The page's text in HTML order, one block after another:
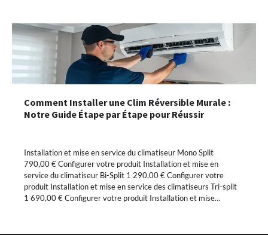
Comment Installer une Clim Réversible Murale :
Notre Guide Étape par Étape pour Réussir
Installation et mise en service du climatiseur Mono Split
790,00 € Configurer votre produit Installation et mise en
service du climatiseur Bi-Split 1 290,00 € Configurer votre
produit Installation et mise en service des climatiseurs Tri-split
1 690,00 € Configurer votre produit Installation et mise…